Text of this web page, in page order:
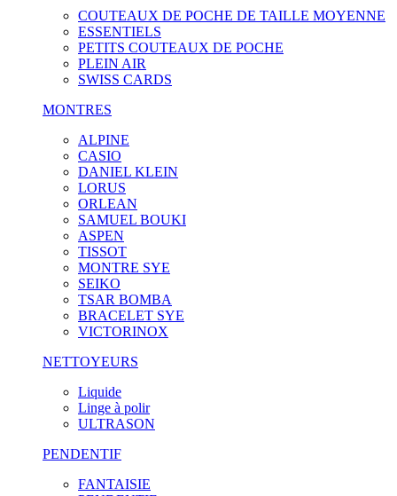
COUTEAUX DE POCHE DE TAILLE MOYENNE
ESSENTIELS
PETITS COUTEAUX DE POCHE
PLEIN AIR
SWISS CARDS
MONTRES
ALPINE
CASIO
DANIEL KLEIN
LORUS
ORLEAN
SAMUEL BOUKI
ASPEN
TISSOT
MONTRE SYE
SEIKO
TSAR BOMBA
BRACELET SYE
VICTORINOX
NETTOYEURS
Liquide
Linge à polir
ULTRASON
PENDENTIF
FANTAISIE